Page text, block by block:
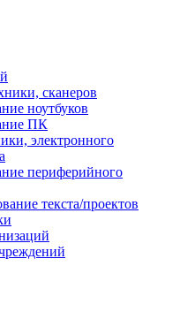
сканеров
ноутбуков
ПК
электронного
периферийного
текста/проектов